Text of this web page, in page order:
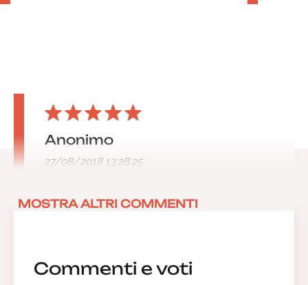
Commenti e voti
Anonimo
27/08/2018 13:28:25
MOSTRA ALTRI COMMENTI